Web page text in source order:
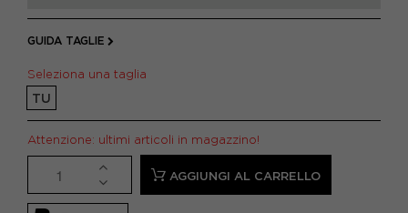
GUIDA TAGLIE
Seleziona una taglia
TU
Attenzione: ultimi articoli in magazzino!
AGGIUNGI AL CARRELLO